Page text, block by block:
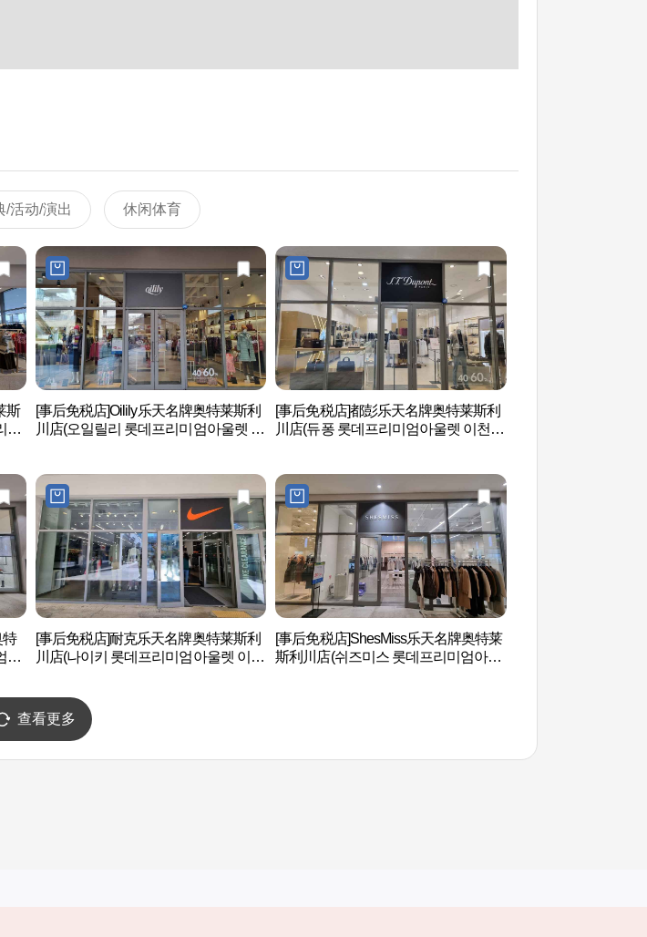
/活动/演出 休闲体育
斯
미
[事后免税店]Oilily乐天名牌奥特莱斯利
川店(오일릴리 롯데프리미엄아울렛 이
[事后免税店]都彭乐天名牌奥特莱斯利
川店(듀퐁 롯데프리미엄아울렛 이천
特
아
[事后免税店]耐克乐天名牌奥特莱斯利
川店(나이키 롯데프리미엄아울렛 이천
[事后免税店]ShesMiss乐天名牌奥特莱
斯利川店(쉬즈미스 롯데프리미엄아울
查看更多